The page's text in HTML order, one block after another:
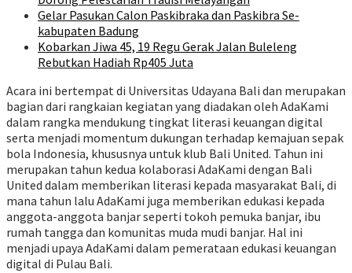
Gelar Pasukan Calon Paskibraka dan Paskibra Se-
kabupaten Badung
Kobarkan Jiwa 45, 19 Regu Gerak Jalan Buleleng
Rebutkan Hadiah Rp405 Juta
Acara ini bertempat di Universitas Udayana Bali dan merupakan
bagian dari rangkaian kegiatan yang diadakan oleh AdaKami
dalam rangka mendukung tingkat literasi keuangan digital
serta menjadi momentum dukungan terhadap kemajuan sepak
bola Indonesia, khususnya untuk klub Bali United. Tahun ini
merupakan tahun kedua kolaborasi AdaKami dengan Bali
United dalam memberikan literasi kepada masyarakat Bali, di
mana tahun lalu AdaKami juga memberikan edukasi kepada
anggota-anggota banjar seperti tokoh pemuka banjar, ibu
rumah tangga dan komunitas muda mudi banjar. Hal ini
menjadi upaya AdaKami dalam pemerataan edukasi keuangan
digital di Pulau Bali.